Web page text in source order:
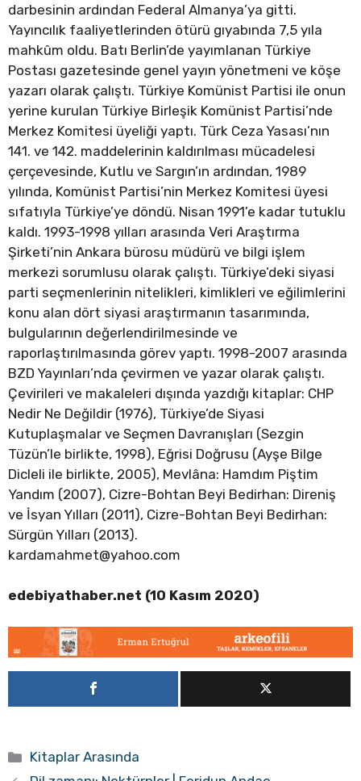
darbesinin ardından Federal Almanya’ya gitti.
Yayıncılık faaliyetlerinden ötürü gıyabında 7,5 yıla
mahkûm oldu. Batı Berlin’de yayımlanan Türkiye
Postası gazetesinde genel yayın yönetmeni ve köşe
yazarı olarak çalıştı. Türkiye Komünist Partisi ile onun
yerine kurulan Türkiye Birleşik Komünist Partisi’nde
Merkez Komitesi üyeliği yaptı. Türk Ceza Yasası’nın
141. ve 142. maddelerinin kaldırılması mücadelesi
çerçevesinde, Kutlu ve Sargın’ın ardından, 1989
yılında, Komünist Partisi’nin Merkez Komitesi üyesi
sıfatıyla Türkiye’ye döndü. Nisan 1991’e kadar tutuklu
kaldı. 1993-1998 yılları arasında Veri Araştırma
Şirketi’nin Ankara bürosu müdürü ve bilgi işlem
merkezi sorumlusu olarak çalıştı. Türkiye’deki siyasi
parti seçmenlerinin nitelikleri, kimlikleri ve eğilimlerini
konu alan dört siyasi araştırmanın tasarımında,
bulgularının değerlendirilmesinde ve
raporlaştırılmasında görev yaptı. 1998-2007 arasında
BZD Yayınları’nda çevirmen ve yazar olarak çalıştı.
Çevirileri ve makaleleri dışında yazdığı kitaplar: CHP
Nedir Ne Değildir (1976), Türkiye’de Siyasi
Kutuplaşmalar ve Seçmen Davranışları (Sezgin
Tüzün’le birlikte, 1998), Eğrisi Doğrusu (Ayşe Bilge
Dicleli ile birlikte, 2005), Mevlâna: Hamdım Piştim
Yandım (2007), Cizre-Bohtan Beyi Bedirhan: Direniş
ve İsyan Yılları (2011), Cizre-Bohtan Beyi Bedirhan:
Sürgün Yılları (2013).
kardamahmet@yahoo.com
edebiyathaber.net (10 Kasım 2020)
Kategoriler
Kitaplar Arasında